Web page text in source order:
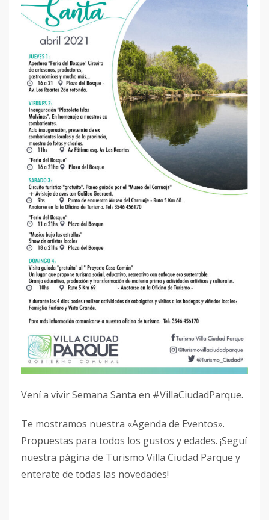
Vení a vivir Semana Santa en #VillaCiudadParque.
Te mostramos nuestra «Agenda de Eventos».
Propuestas para todos los gustos y edades. ¡Seguí
nuestra página de Turismo Villa Ciudad Parque y
enterate de todas las novedades!